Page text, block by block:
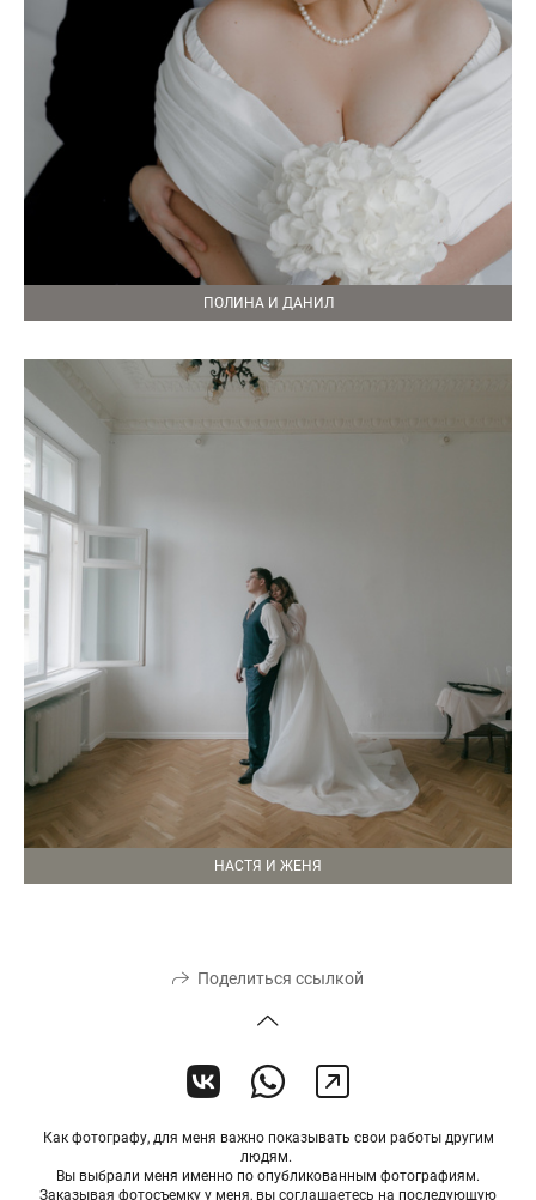
ПОЛИНА И ДАНИЛ
НАСТЯ И ЖЕНЯ
Поделиться ссылкой
Как фотографу, для меня важно показывать свои работы другим
людям.
Вы выбрали меня именно по опубликованным фотографиям.
Заказывая фотосъемку у меня, вы соглашаетесь на последующую